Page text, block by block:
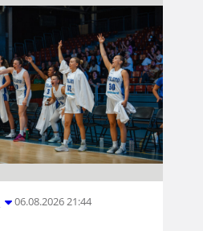
06.08.2026 21:44